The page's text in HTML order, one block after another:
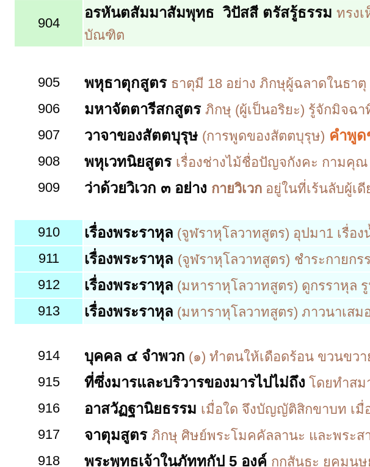
904
อรหันตสัมมาสัมพุทธวิปัสสี ตรัสรู้ธรรม ทรง
บัณฑิต
905 พหุธาตุกสูตร ธาตุมี 18 อย่าง ภิกษุผู้ฉลาดในธาตุ
906
มหาจัตตารีสกสูตร ภิกษุ (ผู้เป็นอริยะ) รู้จักมิจฉ
907
วาจาของสัตตบุรุษ (การพูดของสัตตบุรุษ) คำพูด
908
พหุเวทนิยสูตร เรื่องช่างไม้ชื่อปัญจกังคะ กามคุ
909
ว่าด้วยวิเวก ๓ อย่าง กายวิเวก อยู่ในที่เร้นลับผู้เดี
910 เรื่องพระราหุล (จูฬราหุโลวาทสูตร) อุปมา1 เรื่อ
911
เรื่องพระราหุล (จูฬราหุโลวาทสูตร) ชำระกายก
912
เรื่องพระราหุล (มหาราหุโลวาทสูตร) ดูกรราหุล
913
เรื่องพระราหุล (มหาราหุโลวาทสูตร) ภาวนาเส
914 บุคคล ๔ จำพวก (๑) ทำตนให้เดือดร้อน ขวนขว
915
ที่ซึ่งมารและบริวารของมารไปไม่ถึง โดยทำสม
916
อาสวัฏฐานิยธรรม เมื่อใด จึงบัญญัติสิกขาบท เมื่
917
จาตุมสูตร ภิกษุ ศิษย์พระโมคคัลลานะ และพระส
918
พระพุทธเจ้าในภัททกัป 5 องค์ กกุสันธะ ยุคมนุ